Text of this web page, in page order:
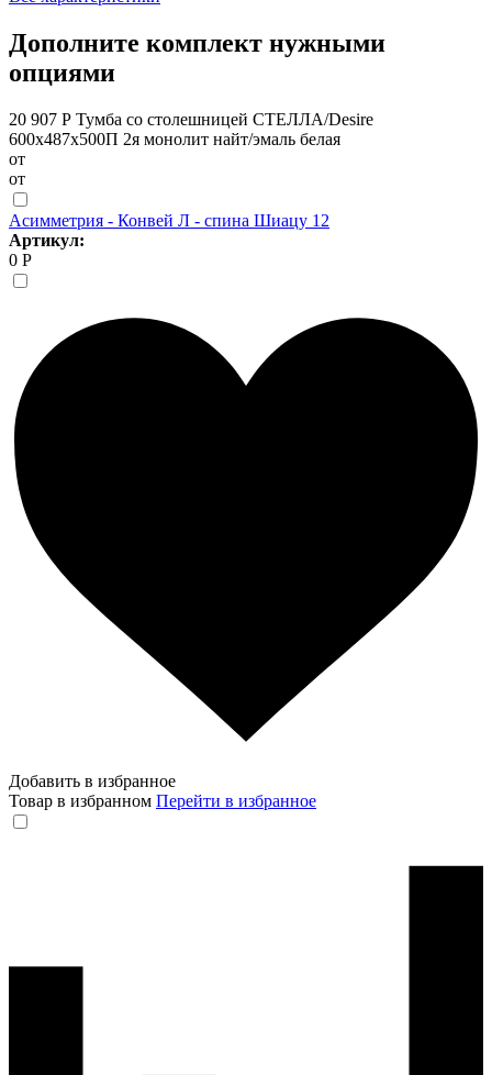
Дополните комплект нужными
опциями
20 907 Р Тумба со столешницей СТЕЛЛА/Desire
600х487х500П 2я монолит найт/эмаль белая
от
от
Асимметрия - Конвей Л - спина Шиацу 12
Артикул:
0 Р
Добавить в избранное
Товар в избранном Перейти в избранное